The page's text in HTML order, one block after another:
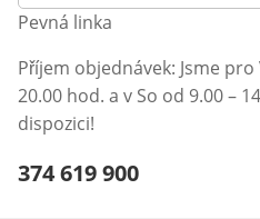
Pevná linka
Příjem objednávek: Jsme pro
20.00 hod. a v So od 9.00 –
dispozici!
Telefonní číslo:
374 619 900